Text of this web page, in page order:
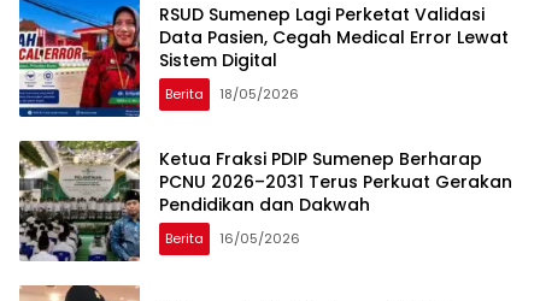
RSUD Sumenep Lagi Perketat Validasi
Data Pasien, Cegah Medical Error Lewat
Sistem Digital
Berita 18/05/2026
Ketua Fraksi PDIP Sumenep Berharap
PCNU 2026–2031 Terus Perkuat Gerakan
Pendidikan dan Dakwah
Berita 16/05/2026